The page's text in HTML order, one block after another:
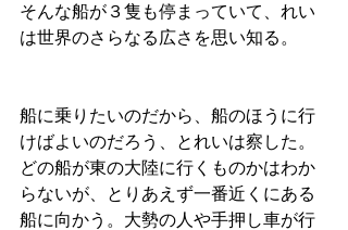
そんな船が３隻も停まっていて、れい
は世界のさらなる広さを思い知る。
船に乗りたいのだから、船のほうに行
けばよいのだろう、とれいは察した。
どの船が東の大陸に行くものかはわか
らないが、とりあえず一番近くにある
船に向かう。大勢の人や手押し車が行